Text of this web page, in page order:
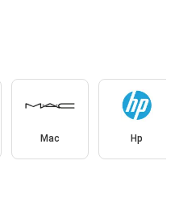
Mac Hp